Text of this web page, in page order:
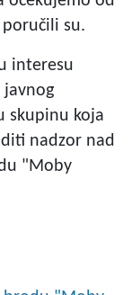
su.
interesu
skupinu koja
nadzor nad
"Moby